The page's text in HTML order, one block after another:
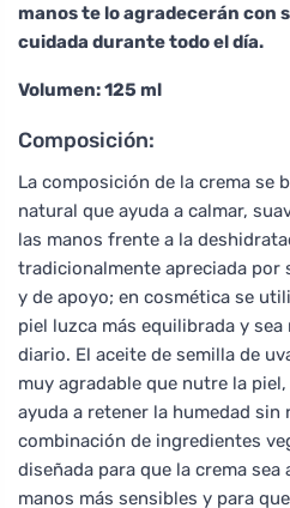
manos te lo agradecerán con
cuidada durante todo el día.
Volumen: 125 ml
Composición:
La composición de la crema se
natural que ayuda a calmar,
las manos frente a la
tradicionalmente apreciada por
y de apoyo; en cosmética se
piel luzca más equilibrada y
diario. El aceite de semilla de
muy agradable que nutre la
ayuda a retener la humedad sin
combinación de ingredientes
diseñada para que la crema
manos más sensibles y para